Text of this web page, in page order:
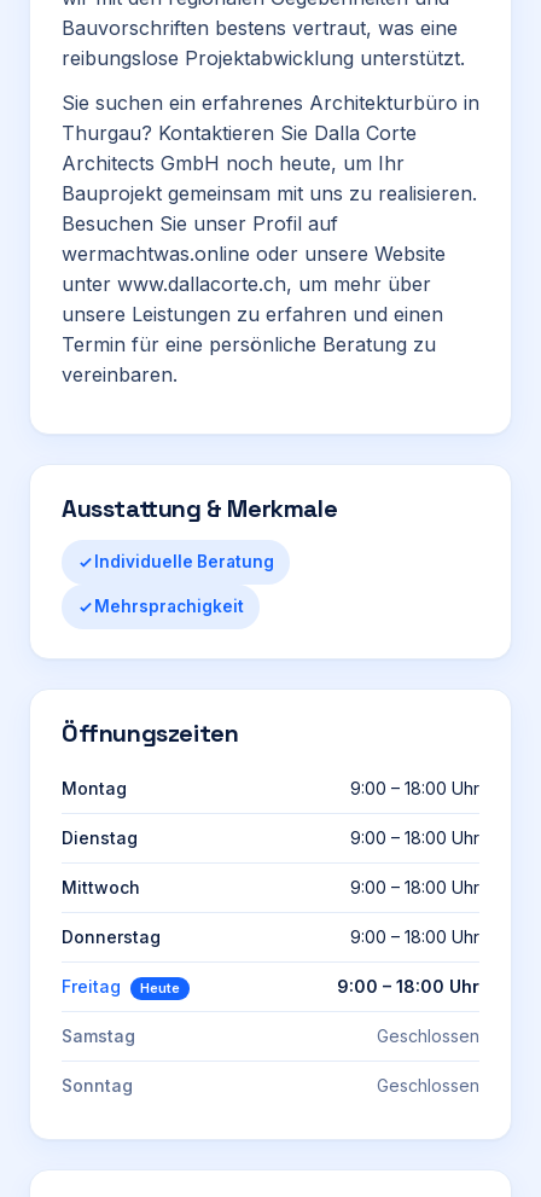
Bauvorschriften bestens vertraut, was eine
reibungslose Projektabwicklung unterstützt.
Sie suchen ein erfahrenes Architekturbüro in
Thurgau? Kontaktieren Sie Dalla Corte
Architects GmbH noch heute, um Ihr
Bauprojekt gemeinsam mit uns zu realisieren.
Besuchen Sie unser Profil auf
wermachtwas.online oder unsere Website
unter www.dallacorte.ch, um mehr über
unsere Leistungen zu erfahren und einen
Termin für eine persönliche Beratung zu
vereinbaren.
Ausstattung & Merkmale
Individuelle Beratung
Mehrsprachigkeit
Öffnungszeiten
Montag 9:00 – 18:00 Uhr
Dienstag 9:00 – 18:00 Uhr
Mittwoch 9:00 – 18:00 Uhr
Donnerstag 9:00 – 18:00 Uhr
Freitag Heute 9:00 – 18:00 Uhr
Samstag Geschlossen
Sonntag Geschlossen